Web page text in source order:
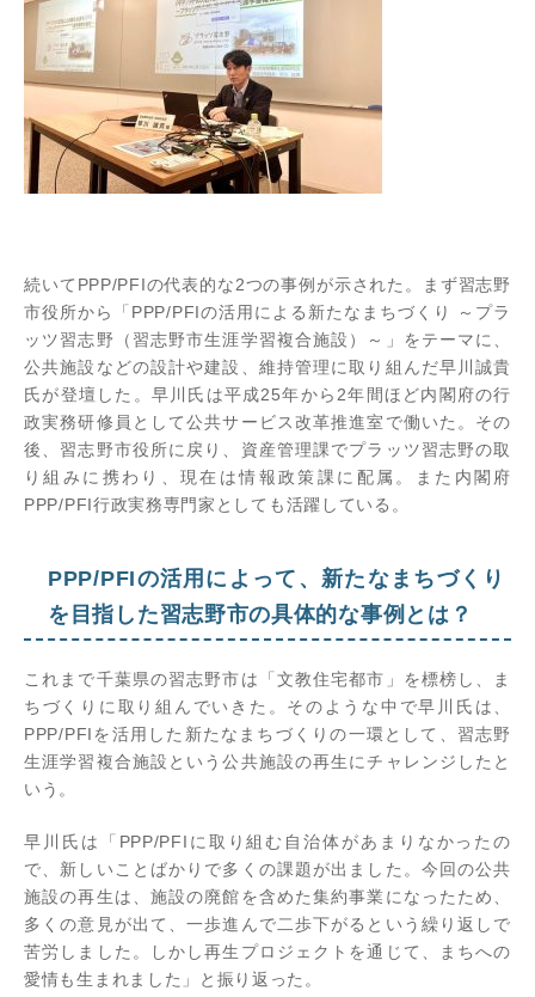
続いてPPP/PFIの代表的な2つの事例が示された。まず習志野
市役所から「PPP/PFIの活用による新たなまちづくり ～プラ
ッツ習志野（習志野市生涯学習複合施設）～」をテーマに、
公共施設などの設計や建設、維持管理に取り組んだ早川誠貴
氏が登壇した。早川氏は平成25年から2年間ほど内閣府の行
政実務研修員として公共サービス改革推進室で働いた。その
後、習志野市役所に戻り、資産管理課でプラッツ習志野の取
り組みに携わり、現在は情報政策課に配属。また内閣府
PPP/PFI行政実務専門家としても活躍している。
PPP/PFIの活用によって、新たなまちづくり
を目指した習志野市の具体的な事例とは？
これまで千葉県の習志野市は「文教住宅都市」を標榜し、ま
ちづくりに取り組んでいきた。そのような中で早川氏は、
PPP/PFIを活用した新たなまちづくりの一環として、習志野
生涯学習複合施設という公共施設の再生にチャレンジしたと
いう。
早川氏は「PPP/PFIに取り組む自治体があまりなかったの
で、新しいことばかりで多くの課題が出ました。今回の公共
施設の再生は、施設の廃館を含めた集約事業になったため、
多くの意見が出て、一歩進んで二歩下がるという繰り返しで
苦労しました。しかし再生プロジェクトを通じて、まちへの
愛情も生まれました」と振り返った。